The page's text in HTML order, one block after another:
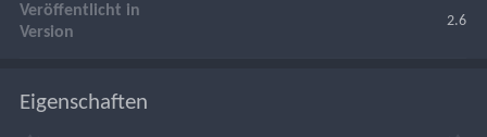
Veröffentlicht in
Version
2.6
Eigenschaften